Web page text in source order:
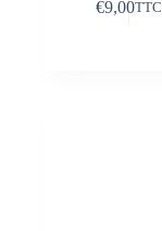
€9,00TTC